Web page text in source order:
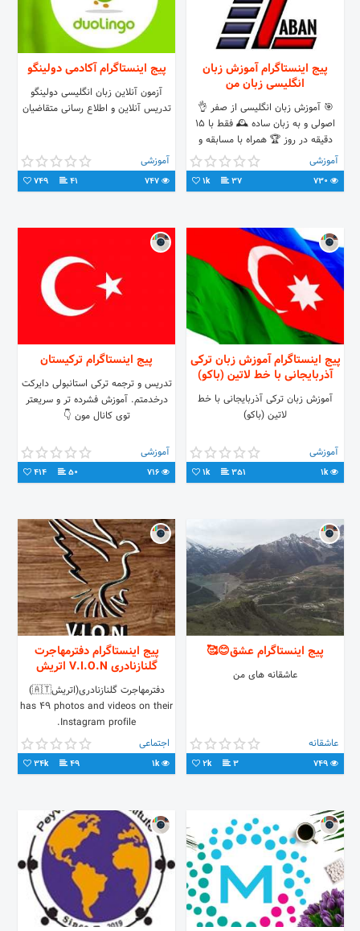
پیج اینستاگرام آموزش زبان
انگلیسی زبان من
🎯 آموزش زبان انگلیسی از صفر 👌
اصولی و به زبان ساده 🕰️ فقط با 15
دقیقه در روز 🏆 همراه با مسابقه و
جایزه
آموزشی
37
1k
پیج اینستاگرام آکادمی دولینگو
آزمون آنلاین زبان انگلیسی دولینگو
تدریس آنلاین و اطلاع رسانی متقاضیان
آموزشی
41
749
پیج اینستاگرام آموزش زبان ترکی
آذربایجانی با خط لاتین (باکو)
آموزش زبان ترکی آذربایجانی با خط
لاتین (باکو)
آموزشی
1k
351
1k
پیج اینستاگرام ترکیستان
تدریس و ترجمه ترکی استانبولی دایرکت
درخدمتم. آموزش فشرده تر و سریعتر
توی کانال مون 👇
آموزشی
50
414
پیج اینستاگرام عشق😊🥰
عاشقانه های من
عاشقانه
3
2k
پیج اینستاگرام دفترمهاجرت
گلنازنادری V.I.O.N اتریش
دفترمهاجرت گلنازنادری(اتریش🇦🇹)
has 49 photos and videos on their
Instagram profile.
اجتماعی
1k
49
34k